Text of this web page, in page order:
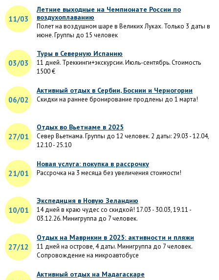
11/03
Летние выходные на Чемпионате России по
воздухоплаванию
Полет на воздушном шаре в Великих Луках. Только 3 даты в
июне. Группы до 15 человек
03/03
Туры в Северную Испанию
11 дней. Треккинги+экскурсии. Июль-сентябрь. Стоимость
1500 €
06/02
Активный отдых в Сербии, Боснии и Черногории
Скидки на раннее бронирование продлены до 1 марта!
27/01
Отдых во Вьетнаме в 2025
Север Вьетнама. Группы до 12 человек. 2 даты: 29.03 - 12.04,
12.10 - 25.10
21/01
Новая услуга: покупка в рассрочку
Рассрочка на 3 месяца без увеличения стоимости!
10/01
Экспедиция в Новую Зеландию
14 дней в краю чудес со скидкой! 17.03 - 30.03, 19.11 -
03.12.26. Минигруппа до 7 человек.
27/12
Отдых на Маврикии в 2025: активности и пляжи
11 дней на острове, 4 даты. Минигруппа до 7 человек.
Сопровождение на микроавтобусе
Активный отдых на Мадагаскаре